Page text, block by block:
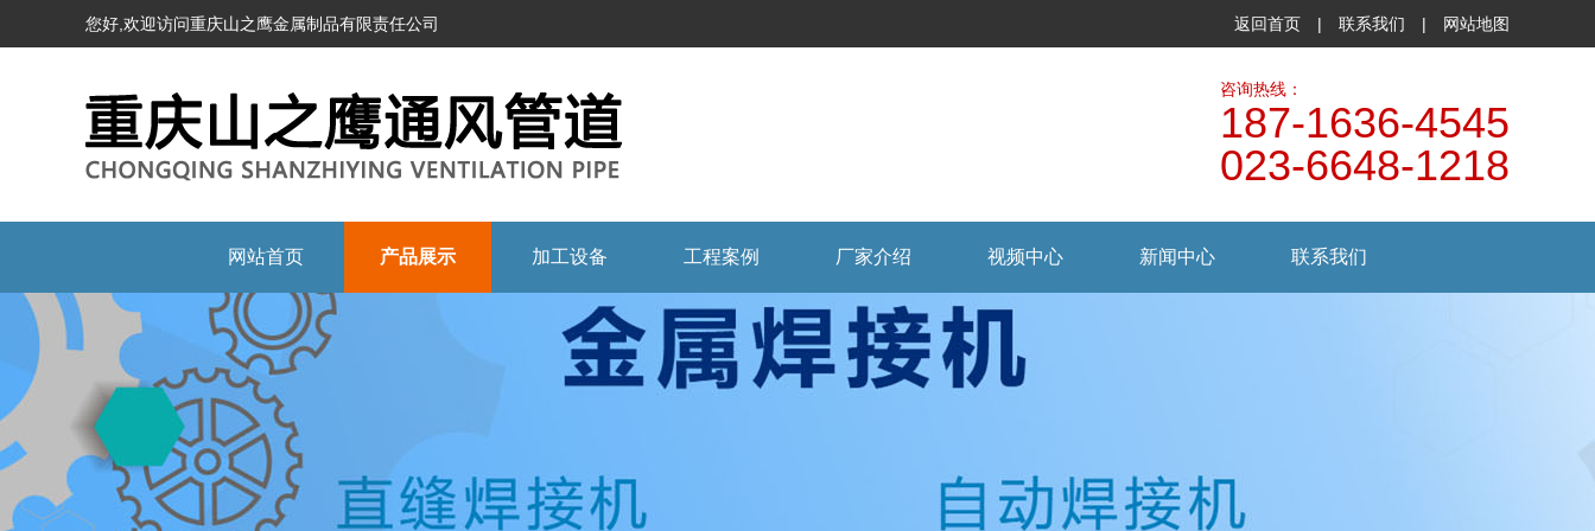
您好,欢迎访问重庆山之鹰金属制品有限责任公司 返回首页 | 联系我们 | 网站地图
咨询热线：
187-1636-4545
023-6648-1218
网站首页 产品展示 加工设备 工程案例 厂家介绍 视频中心 新闻中心 联系我们